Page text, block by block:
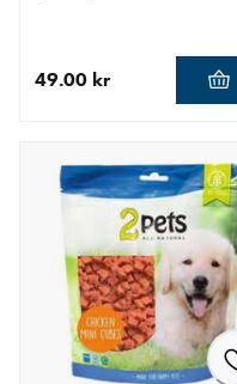
49.00 kr